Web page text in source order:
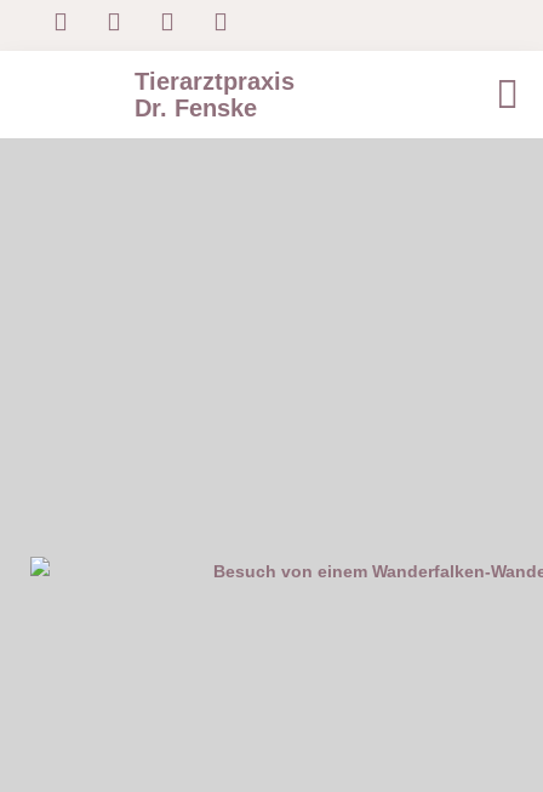
Tierarztpraxis
Dr. Fenske